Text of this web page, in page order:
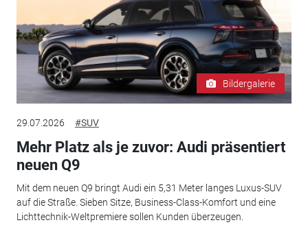
Bildergalerie
29.07.2026 #SUV
Mehr Platz als je zuvor: Audi präsentiert
neuen Q9
Mit dem neuen Q9 bringt Audi ein 5,31 Meter langes Luxus-SUV
auf die Straße. Sieben Sitze, Business-Class-Komfort und eine
Lichttechnik-Weltpremiere sollen Kunden überzeugen.